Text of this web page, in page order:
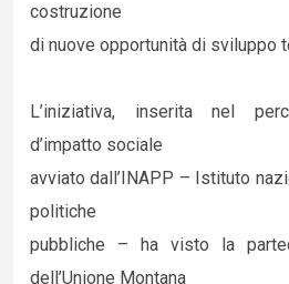
costruzione
di nuove opportunità di sviluppo
L’iniziativa, inserita nel
d’impatto sociale
avviato dall’INAPP – Istituto
politiche
pubbliche – ha visto la
dell’Unione Montana